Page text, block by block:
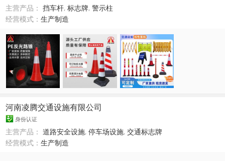
主营产品：挡车杆,标志牌,警示柱
经营模式：生产制造
河南凌腾交通设施有限公司
身份认证
主营产品：道路安全设施,停车场设施,交通标志牌
经营模式：生产制造